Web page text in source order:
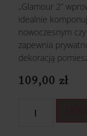
„Glamour 2”
idealnie
nowoczesnym
zapewnia
dekoracją
109,00 zł